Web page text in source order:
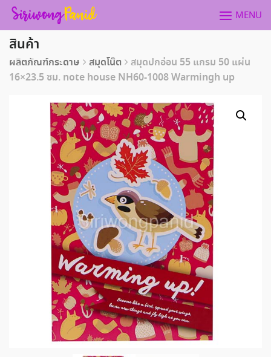
Skip
content
MENU
สินค้า
ผลิตภัณฑ์กระดาษ สมุดโน๊ต
สมุดปกอ่อน 55 แกรม 50 แผ่น
16×23.5 ซม. note house NH60-1008 Warmingh up